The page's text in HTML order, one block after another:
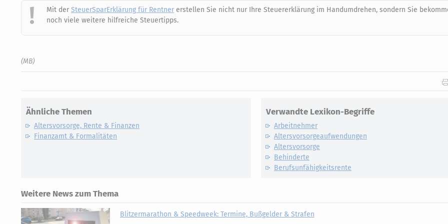
Mit der SteuerSparErklärung für Rentner erstellen Sie nicht nur Ihre Steuererklärung im Handumdrehen, sondern Sie
noch viele weitere hilfreiche Steuertipps.
(MB)
Ähnliche Themen
Altersvorsorge, Rente & Finanzen
Finanzamt & Formalitäten
Verwandte Lexikon-Begriffe
Arbeitnehmer
Altersvorsorgeaufwendungen
Altersvorsorge
Behinderte
Berufsunfähigkeitsrente
Weitere News zum Thema
Blitzermarathon & Speedweek: Termine, Bußgelder & Strafen